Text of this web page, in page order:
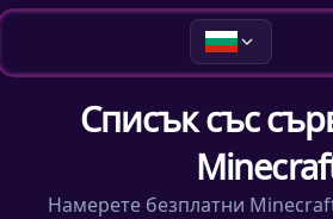
Списък със
Намерете безплатни